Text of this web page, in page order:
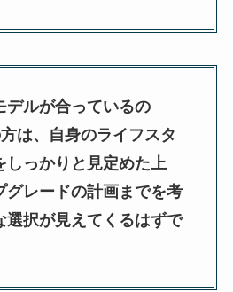
デルが合っているの
は、自身のライフスタ
しっかりと見定めた上
グレードの計画までを考
選択が見えてくるはずで